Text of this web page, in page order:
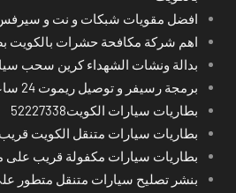
افضل مقويات شبكات و نت و
اهم شركة مكافحة حشرات بالكويت
بدالة ونشات الشهداء كرين سحب
برمجة رسيفر و توصيل ريموت 24 ساعة في محافظات الكويت
بطاريات سيارات الكويت52227338
بطاريات سيارات متنقل الكويت
بطاريات سيارات مكفولة قريب على